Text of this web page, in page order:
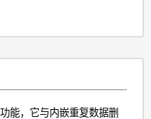
能，它与内嵌重复数据删